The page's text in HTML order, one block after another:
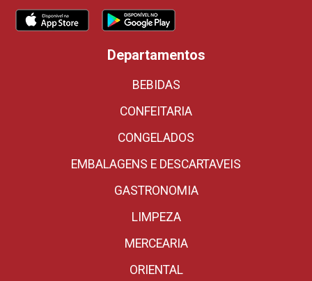
Departamentos
BEBIDAS
CONFEITARIA
CONGELADOS
EMBALAGENS E DESCARTAVEIS
GASTRONOMIA
LIMPEZA
MERCEARIA
ORIENTAL